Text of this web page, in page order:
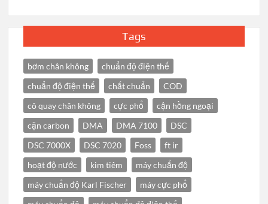
Tags
bơm chân không
chuẩn độ điện thế
chuẩn độ điện thế
chất chuẩn
COD
cô quay chân không
cực phổ
cận hồng ngoại
cặn carbon
DMA DMA 7100
DSC
DSC 7000X
DSC 7020 Foss
ft ir
hoạt độ nước
kim tiêm
máy chuẩn độ
máy chuẩn độ Karl Fischer
máy cực phổ